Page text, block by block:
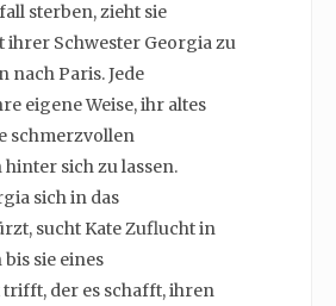
sterben, zieht sie
ihrer Schwester Georgia zu
nach Paris. Jede
eigene Weise, ihr altes
schmerzvollen
sich zu lassen.
sich in das
sucht Kate Zuflucht in
sie eines
trifft, der es schafft, ihren